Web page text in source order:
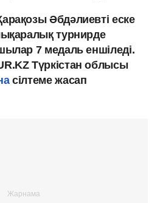
Әбдәлиевті еске
турнирде
7 медаль еншіледі.
Түркістан облысы
сілтеме жасап